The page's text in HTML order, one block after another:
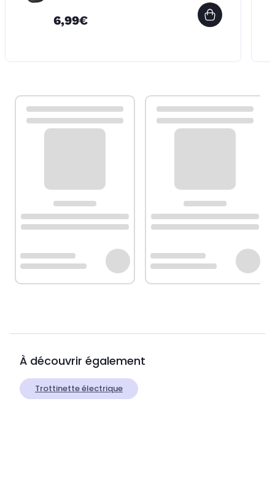
6,99€
À découvrir également
Trottinette électrique